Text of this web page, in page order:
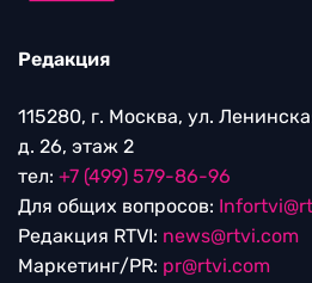
Редакция
115280, г. Москва, ул.
д. 26, этаж 2
тел: +7 (499) 579-86-96
Для общих вопросов:
Редакция RTVI: news@rtvi.com
Маркетинг/PR: pr@rtvi.com